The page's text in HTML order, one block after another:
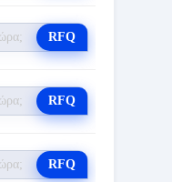
RFQ
RFQ
RFQ